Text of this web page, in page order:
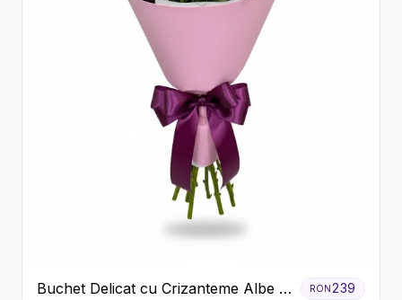
Buchet Delicat cu Crizanteme Albe și
RON239